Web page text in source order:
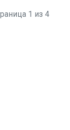
1 из 4